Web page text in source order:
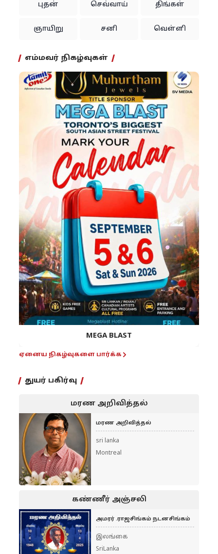
புதன் செவ்வாய் திங்கள்
ஞாயிறு சனி வெள்ளி
எம்மவர் நிகழ்வுகள்
MEGA BLAST
ஏனைய நிகழ்வுகளை பார்க்க
துயர் பகிர்வு
மரண அறிவித்தல்
மரண அறிவித்தல்
sri lanka
Montreal
கண்ணீர் அஞ்சலி
அமரர் .ராஜசிங்கம் நடனசிங்கம்
இலங்கை
SriLanka